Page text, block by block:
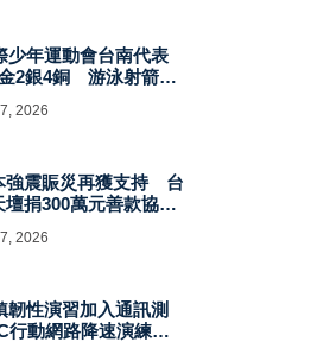
少年運動會台南代表
2銀4銅 游泳射箭籃
2026
強震賑災再獲支持 台
壇捐300萬元善款協助
2026
韌性演習加入通訊測
動網路降速演練驗